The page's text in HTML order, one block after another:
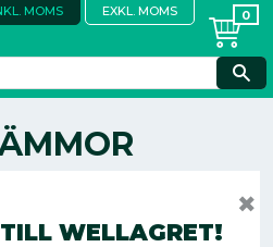
MOMS EXKL. MOMS
WELLAGRET!
✖